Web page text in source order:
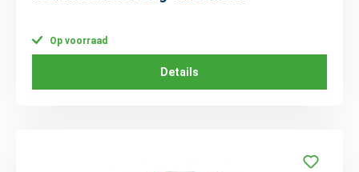
Op voorraad
Details